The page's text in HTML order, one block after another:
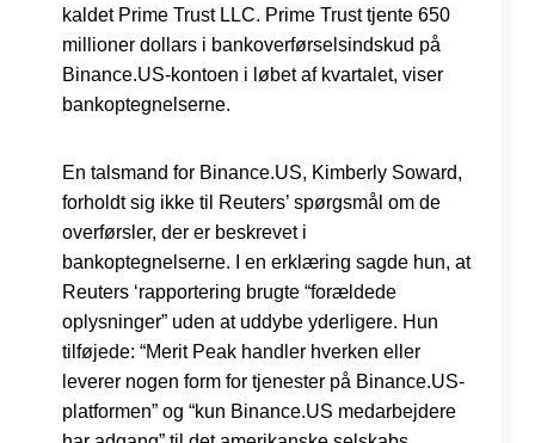
kaldet Prime Trust LLC. Prime Trust tjente 650
millioner dollars i bankoverførselsindskud på
Binance.US-kontoen i løbet af kvartalet, viser
bankoptegnelserne.
En talsmand for Binance.US, Kimberly Soward,
forholdt sig ikke til Reuters’ spørgsmål om de
overførsler, der er beskrevet i
bankoptegnelserne. I en erklæring sagde hun, at
Reuters ‘rapportering brugte “forældede
oplysninger” uden at uddybe yderligere. Hun
tilføjede: “Merit Peak handler hverken eller
leverer nogen form for tjenester på Binance.US-
platformen” og “kun Binance.US medarbejdere